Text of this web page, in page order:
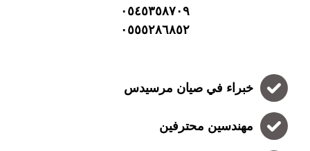
٠٥٤٥٣٥٨٧٠٩
٠٥٥٥٢٨٦٨٥٢
خبراء في صيان مرسيدس
مهندسين محترفين